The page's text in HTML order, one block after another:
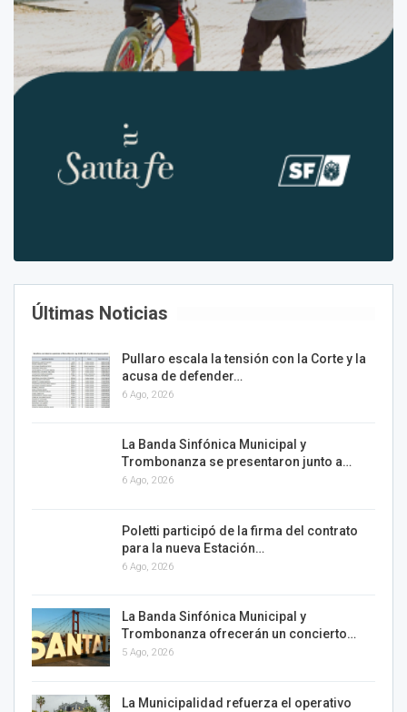
Últimas Noticias
Pullaro escala la tensión con la Corte y la
acusa de defender…
6 Ago, 2026
La Banda Sinfónica Municipal y
Trombonanza se presentaron junto a…
6 Ago, 2026
Poletti participó de la firma del contrato
para la nueva Estación…
6 Ago, 2026
La Banda Sinfónica Municipal y
Trombonanza ofrecerán un concierto…
5 Ago, 2026
La Municipalidad refuerza el operativo